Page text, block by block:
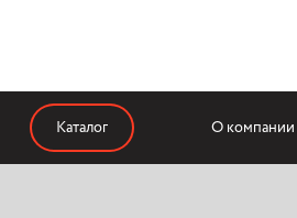
Каталог О компании